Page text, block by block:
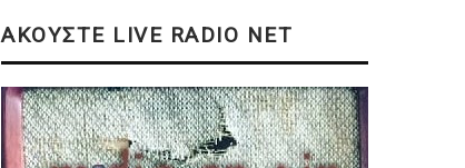
ΑΚΟΥΣΤΕ LIVE RADIO NET